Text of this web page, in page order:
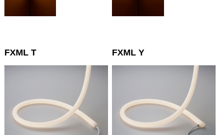
FXML T FXML Y